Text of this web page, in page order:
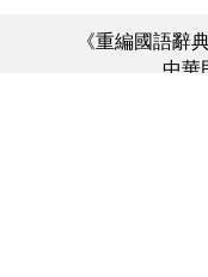
《重編國語辭
中華